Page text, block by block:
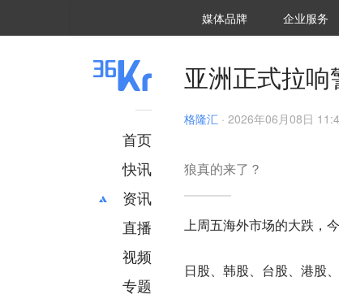
媒体品牌 36Kr研究院
企业服务
首页
快讯
资讯
推荐
财经
项目推荐
直播
视频
专题
亚洲正式拉响
格隆汇 · 2026年06月08日
狼真的来了？
上周五海外市场的大跌，
日股、韩股、台股、港股